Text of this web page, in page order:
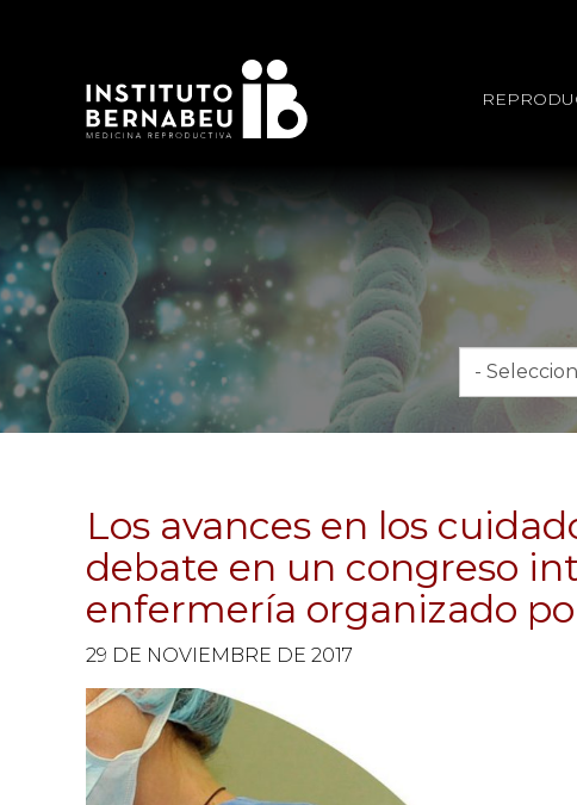
Mes
Los avances en los
debate en un congreso
enfermería organizado
29 DE NOVIEMBRE DE 2017